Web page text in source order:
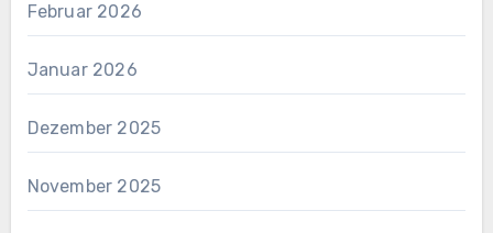
Februar 2026
Januar 2026
Dezember 2025
November 2025